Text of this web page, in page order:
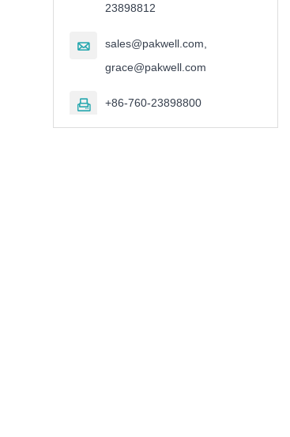
23898812

sales@pakwell.com,
grace@pakwell.com
 +86-760-23898800